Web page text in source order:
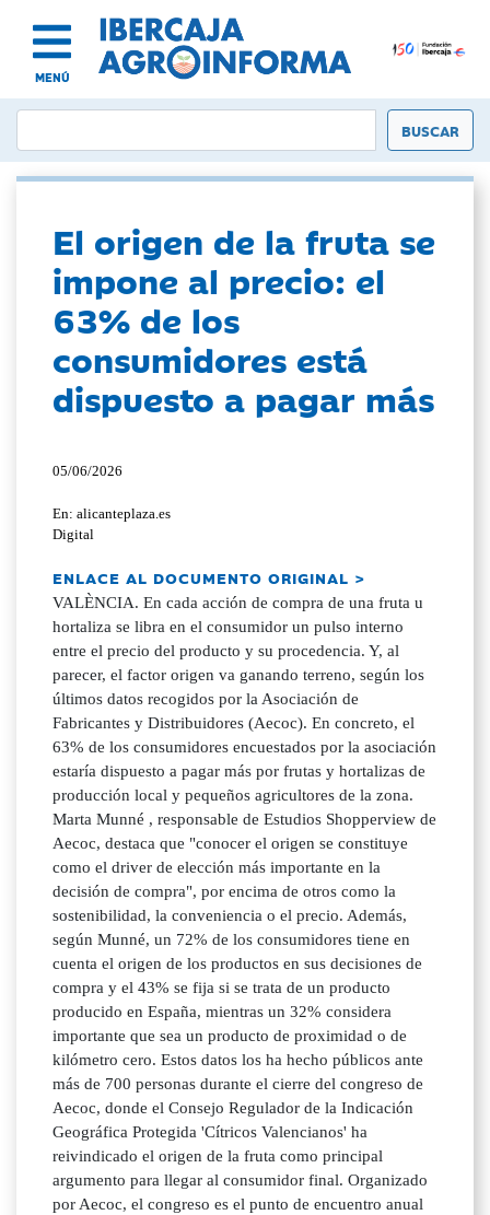
MENÚ
El origen de la fruta se
impone al precio: el
63% de los
consumidores está
dispuesto a pagar más
05/06/2026
En: alicanteplaza.es
Digital
ENLACE AL DOCUMENTO ORIGINAL >
VALÈNCIA. En cada acción de compra de una fruta u
hortaliza se libra en el consumidor un pulso interno
entre el precio del producto y su procedencia. Y, al
parecer, el factor origen va ganando terreno, según los
últimos datos recogidos por la Asociación de
Fabricantes y Distribuidores (Aecoc). En concreto, el
63% de los consumidores encuestados por la asociación
estaría dispuesto a pagar más por frutas y hortalizas de
producción local y pequeños agricultores de la zona.
Marta Munné , responsable de Estudios Shopperview de
Aecoc, destaca que "conocer el origen se constituye
como el driver de elección más importante en la
decisión de compra", por encima de otros como la
sostenibilidad, la conveniencia o el precio. Además,
según Munné, un 72% de los consumidores tiene en
cuenta el origen de los productos en sus decisiones de
compra y el 43% se fija si se trata de un producto
producido en España, mientras un 32% considera
importante que sea un producto de proximidad o de
kilómetro cero. Estos datos los ha hecho públicos ante
más de 700 personas durante el cierre del congreso de
Aecoc, donde el Consejo Regulador de la Indicación
Geográfica Protegida 'Cítricos Valencianos' ha
reivindicado el origen de la fruta como principal
argumento para llegar al consumidor final. Organizado
por Aecoc, el congreso es el punto de encuentro anual